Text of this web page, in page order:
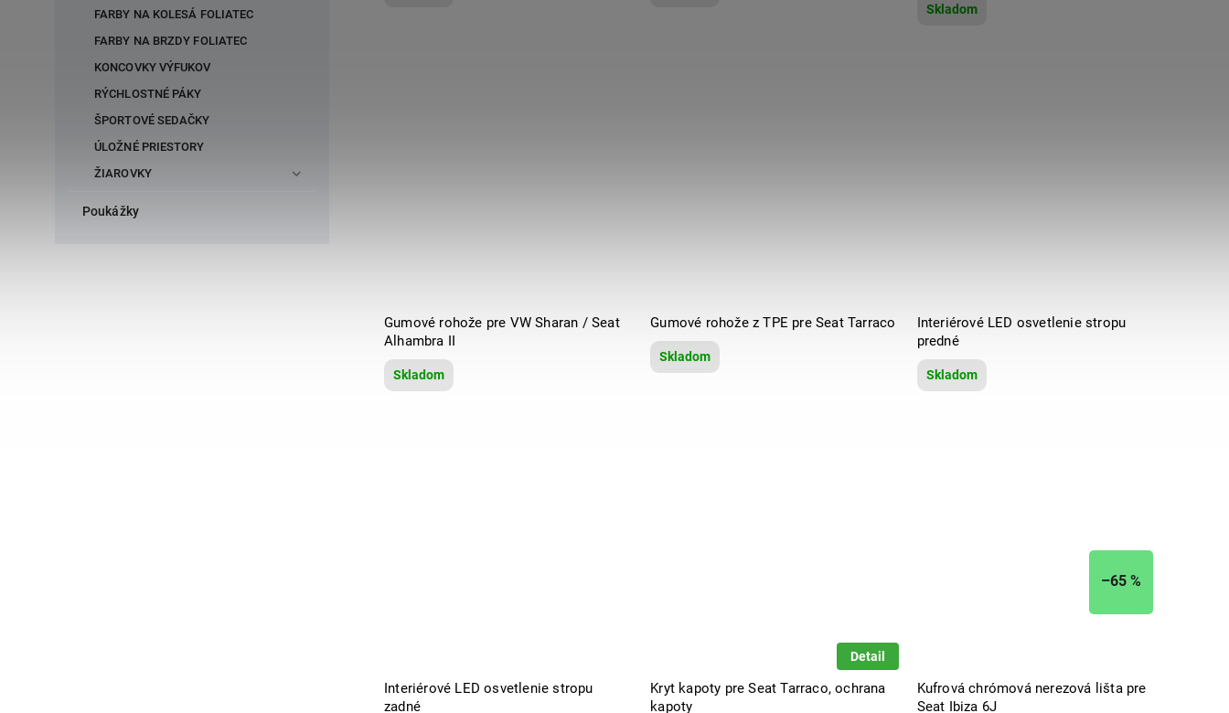
FARBY NA KOLESÁ FOLIATEC
FARBY NA BRZDY FOLIATEC
KONCOVKY VÝFUKOV
RÝCHLOSTNÉ PÁKY
ŠPORTOVÉ SEDAČKY
ÚLOŽNÉ PRIESTORY
ŽIAROVKY
Poukážky
Skladom
Gumové rohože pre VW Sharan / Seat
Alhambra II
Skladom
Gumové rohože z TPE pre Seat Tarraco
Skladom
Interiérové LED osvetlenie stropu
predné
Skladom
Interiérové LED osvetlenie stropu
zadné
Kryt kapoty pre Seat Tarraco, ochrana
kapoty
Detail
–65 %
Kufrová chrómová nerezová lišta pre
Seat Ibiza 6J